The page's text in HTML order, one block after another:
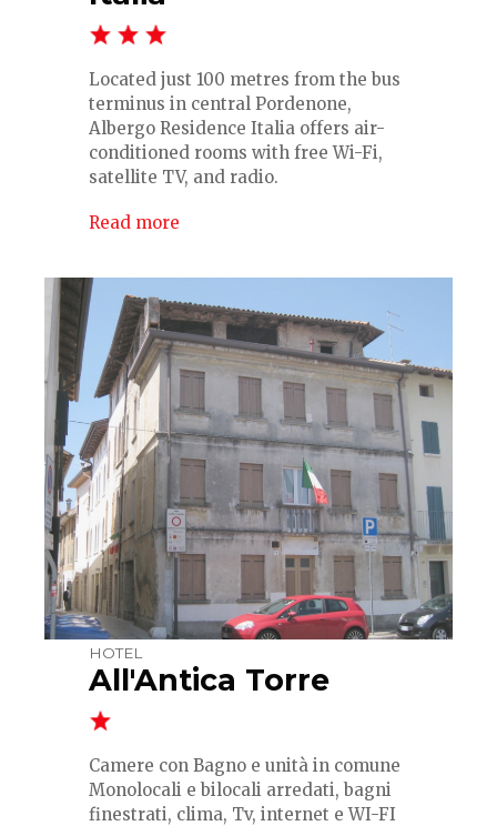
Located just 100 metres from the bus
terminus in central Pordenone,
Albergo Residence Italia offers air-
conditioned rooms with free Wi-Fi,
satellite TV, and radio.
Read more
HOTEL
All'Antica Torre
Camere con Bagno e unità in comune
Monolocali e bilocali arredati, bagni
finestrati, clima, Tv, internet e WI-FI